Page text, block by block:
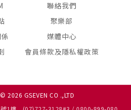
聯絡我們
聚樂部
媒體中心
會員條款及隱私權政策
2026 GSEVEN CO .,LTD